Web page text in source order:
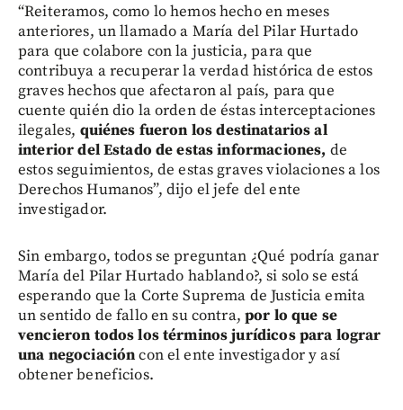
“Reiteramos, como lo hemos hecho en meses
anteriores, un llamado a María del Pilar Hurtado
para que colabore con la justicia, para que
contribuya a recuperar la verdad histórica de estos
graves hechos que afectaron al país, para que
cuente quién dio la orden de éstas interceptaciones
ilegales, quiénes fueron los destinatarios al
interior del Estado de estas informaciones, de
estos seguimientos, de estas graves violaciones a los
Derechos Humanos”, dijo el jefe del ente
investigador.
Sin embargo, todos se preguntan ¿Qué podría ganar
María del Pilar Hurtado hablando?, si solo se está
esperando que la Corte Suprema de Justicia emita
un sentido de fallo en su contra,por lo que se
vencieron todos los términos jurídicos para lograr
una negociacióncon el ente investigador y así
obtener beneficios.